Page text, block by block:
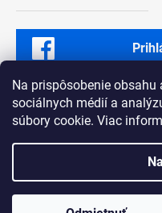
Na prispôsobenie
sociálnych médií a
súbory cookie. Viac
Vážení zákazníci, pre veľký